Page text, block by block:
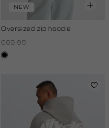
NEW
Oversized zip hoodie
€69.95
zwart